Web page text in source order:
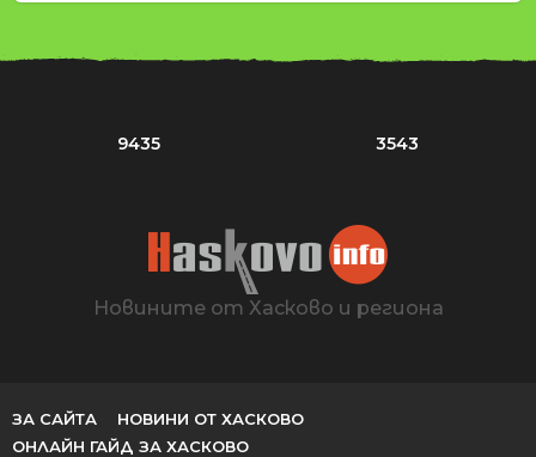
9435 3543
Новините от Хасково и региона
ЗА САЙТА
НОВИНИ ОТ ХАСКОВО
ОНЛАЙН ГАЙД ЗА ХАСКОВО